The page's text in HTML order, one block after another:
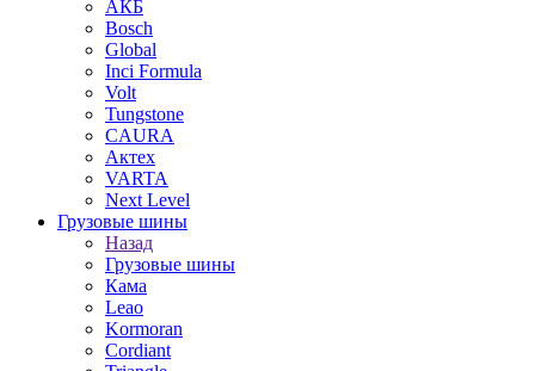
АКБ
Bosch
Global
Inci Formula
Volt
Tungstone
CAURA
Актех
VARTA
Next Level
Грузовые шины
Назад
Грузовые шины
Кама
Leao
Kormoran
Cordiant